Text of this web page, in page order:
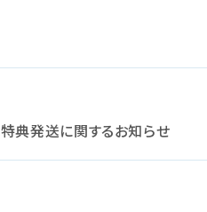
典発送に関するお知らせ